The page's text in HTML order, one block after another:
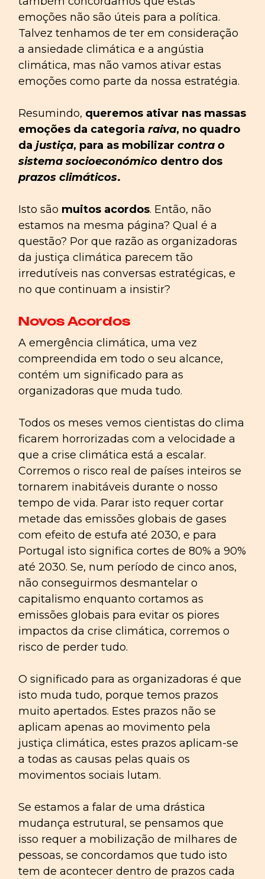
emoções não são úteis para a política.
Talvez tenhamos de ter em consideração
a ansiedade climática e a angústia
climática, mas não vamos ativar estas
emoções como parte da nossa estratégia.
Resumindo, queremos ativar nas massas
emoções da categoriaraiva, no quadro
dajustiça, para as mobilizarcontra o
sistema socioeconómico dentro dos
prazos climáticos.
Isto são muitos acordos. Então, não
estamos na mesma página? Qual é a
questão? Por que razão as organizadoras
da justiça climática parecem tão
irredutíveis ​​nas conversas estratégicas, e
no que continuam a insistir?
Novos Acordos
A emergência climática, uma vez
compreendida em todo o seu alcance,
contém um significado para as
organizadoras que muda tudo.
Todos os meses vemos cientistas do clima
ficarem horrorizadas com a velocidade a
que a crise climática está a escalar.
Corremos o risco real de países inteiros se
tornarem inabitáveis ​​durante o nosso
tempo de vida. Parar isto requer cortar
metade das emissões globais de gases
com efeito de estufa até 2030, e para
Portugal isto significa cortes de 80% a 90%
até 2030. Se, num período de cinco anos,
não conseguirmos desmantelar o
capitalismo enquanto cortamos as
emissões globais para evitar os piores
impactos da crise climática, corremos o
risco de perder tudo.
O significado para as organizadoras é que
isto muda tudo, porque temos prazos
muito apertados. Estes prazos não se
aplicam apenas ao movimento pela
justiça climática, estes prazos aplicam-se
a todas as causas pelas quais os
movimentos sociais lutam.
Se estamos a falar de uma drástica
mudança estrutural, se pensamos que
isso requer a mobilização de milhares de
pessoas, se concordamos que tudo isto
tem de acontecer dentro de prazos cada